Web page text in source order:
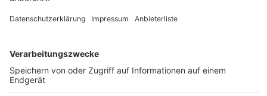
Du hast dir noch keine Artikel gemerkt
Markiere sie hierfür mit einem